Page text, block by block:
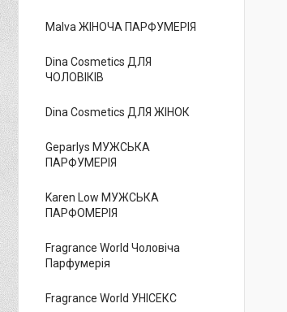
Malva ЖІНОЧА ПАРФУМЕРІЯ
Dina Cosmetics ДЛЯ
ЧОЛОВІКІВ
Dina Cosmetics ДЛЯ ЖІНОК
Geparlys МУЖСЬКА
ПАРФУМЕРІЯ
Karen Low МУЖСЬКА
ПАРФОМЕРІЯ
Fragrance World Чоловіча
Парфумерія
Fragrance World УНІСЕКС